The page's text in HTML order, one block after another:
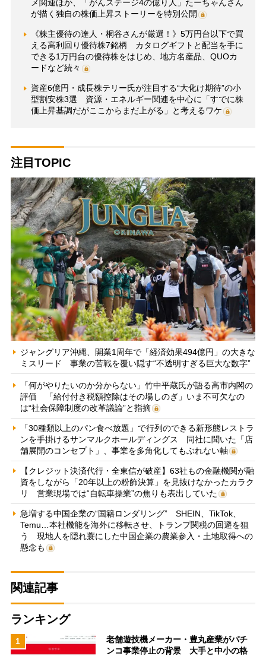
メ関連ほか、「がんステージ4の億り人」たーちゃんさん
が描く独自の株価上昇ストーリーを特別公開
《株主優待の達人・桐谷さんが厳選！》5万円台以下で買
える高利回り優待株7銘柄 カタログギフトと配当を手に
できる1万円台の優待株をはじめ、地方名産品、QUOカ
ードなど続々
資産6億円・成長株テリー氏が注目する“大化け期待”の小
型割安株3選 資源・エネルギー関連を中心に「すでに株
価上昇基調だがここからまだ上がる」と考えるワケ
注目TOPIC
ジャングリア沖縄、開業1周年で「経済効果494億円」の大きな
ミスリード 事業の苦戦を覆い隠す“不透明すぎる巨大な数字”
「何がやりたいのか分からない」竹中平蔵氏が語る高市内閣の
評価 「給付付き税額控除はその場しのぎ」いま不可欠なの
は“社会保障制度の改革議論”と指摘
「30種類以上のパン食べ放題」で行列のできる新形態レストラ
ンを手掛けるサンマルクホールディングス 同社に聞いた「店
舗展開のコンセプト」、事業を多角化してもぶれない軸
【クレジット決済代行・全東信が破産】63社もの金融機関が融
資をしながら「20年以上の粉飾決算」を見抜けなかったカラク
リ 営業現場では“自転車操業”の焦りも表出していた
急増する中国企業の“国籍ロンダリング” SHEIN、TikTok、
Temu…本社機能を海外に移転させ、トランプ関税の回避を狙
う 現地人を隠れ蓑にした中国企業の農業参入・土地取得への
懸念も
関連記事
ランキング
1
老舗遊技機メーカー・豊丸産業がパチ
ンコ事業停止の背景 大手と中小の格